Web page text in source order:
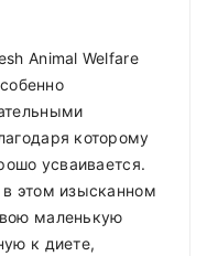
Animal Welfare
которому
усваивается.
в этом изысканном
маленькую
к диете,